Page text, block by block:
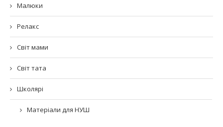
Малюки
Релакс
Світ мами
Світ тата
Школярі
Матеріали для НУШ